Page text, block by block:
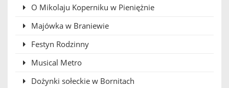
O Mikolaju Koperniku w Pieniężnie
Majówka w Braniewie
Festyn Rodzinny
Musical Metro
Dożynki sołeckie w Bornitach